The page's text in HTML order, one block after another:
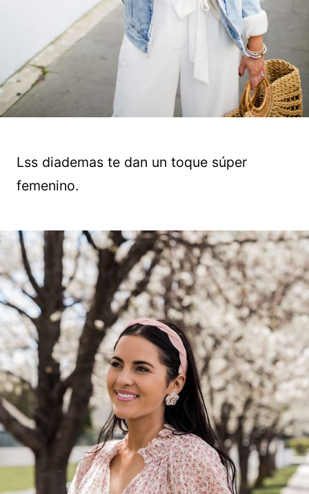
Lss diademas te dan un toque súper
femenino.